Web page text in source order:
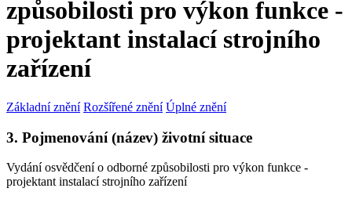
způsobilosti pro výkon funkce -
projektant instalací strojního
zařízení
Základní znění Rozšířené znění Úplné znění
3. Pojmenování (název) životní situace
Vydání osvědčení o odborné způsobilosti pro výkon funkce -
projektant instalací strojního zařízení